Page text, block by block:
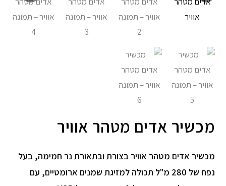
מכשיר אדים מטהר אוויר
מכשיר אדים מטהר אוויר בצורת ובתאורת נר חמימה, בעל
נפח של 280 מ"ל תכולה למזיגת שמנים ארומטיים, עם